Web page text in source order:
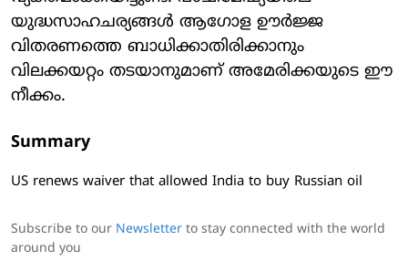
യുദ്ധസാഹചര്യങ്ങള്‍ ആഗോള ഊര്‍ജ്ജ
വിതരണത്തെ ബാധിക്കാതിരിക്കാനും
വിലക്കയറ്റം തടയാനുമാണ് അമേരിക്കയുടെ ഈ
നീക്കം.
Summary
US renews waiver that allowed India to buy Russian oil
Subscribe to our Newsletter to stay connected with the world
around you